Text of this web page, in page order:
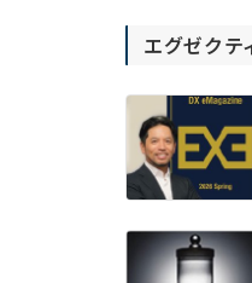
エグゼクテ